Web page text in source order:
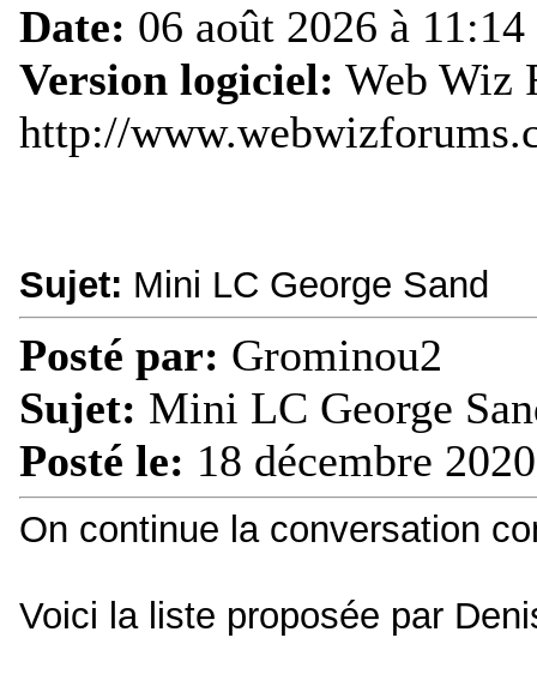
Date: 06 août 2026 à 11:14
Version logiciel: Web Wiz
http://
Sujet: Mini LC George Sand
Posté par: Grominou2
Sujet: Mini LC George
Posté le: 18 décembre
On continue la conversation
Voici la liste proposée par